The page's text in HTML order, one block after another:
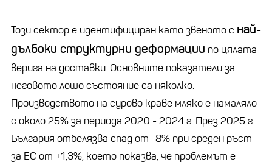
Този сектор е идентифициран като звеното с най-
дълбоки структурни деформации по цялата
верига на доставки. Основните показатели за
неговото лошо състояние са няколко.
Производството на сурово краве мляко е намаляло
с около 25% за периода 2020 - 2024 г. През 2025 г.
България отбелязва спад от -8% при среден ръст
за ЕС от +1,3%, което показва, че проблемът е